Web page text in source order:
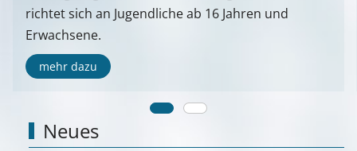
richtet sich an Jugendliche ab 16 Jahren und
Erwachsene.
mehr dazu
Neues